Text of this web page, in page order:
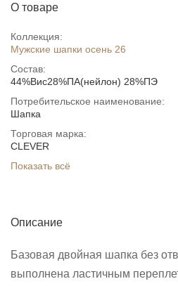
О товаре
Коллекция:
Мужские шапки осень 26
Состав:
44%Вис28%ПА(нейлон) 28%ПЭ
Потребительское наименование:
Шапка
Торговая марка:
CLEVER
Показать всё
Описание
Базовая двойная шапка без
выполнена ластичным